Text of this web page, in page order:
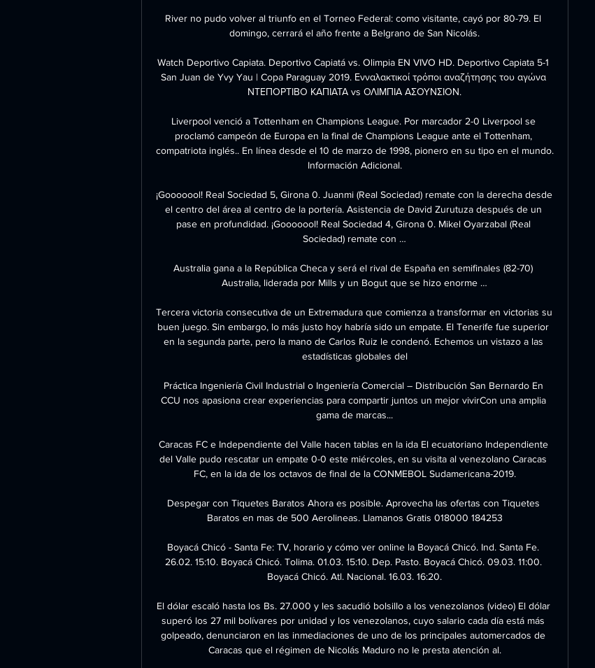
River no pudo volver al triunfo en el Torneo Federal: como visitante, cayó por 80-79. El
domingo, cerrará el año frente a Belgrano de San Nicolás.
Watch Deportivo Capiata. Deportivo Capiatá vs. Olimpia EN VIVO HD. Deportivo Capiata 5-1
San Juan de Yvy Yau | Copa Paraguay 2019. Ενναλακτικοί τρόποι αναζήτησης του αγώνα
ΝΤΕΠΟΡΤΙΒΟ ΚΑΠΙΑΤΑ vs ΟΛΙΜΠΙΑ ΑΣΟΥΝΣΙΟΝ.
Liverpool venció a Tottenham en Champions League. Por marcador 2-0 Liverpool se
proclamó campeón de Europa en la final de Champions League ante el Tottenham,
compatriota inglés.. En línea desde el 10 de marzo de 1998, pionero en su tipo en el mundo.
Información Adicional.
¡Gooooool! Real Sociedad 5, Girona 0. Juanmi (Real Sociedad) remate con la derecha desde
el centro del área al centro de la portería. Asistencia de David Zurutuza después de un
pase en profundidad. ¡Gooooool! Real Sociedad 4, Girona 0. Mikel Oyarzabal (Real
Sociedad) remate con …
Australia gana a la República Checa y será el rival de España en semifinales (82-70)
Australia, liderada por Mills y un Bogut que se hizo enorme …
Tercera victoria consecutiva de un Extremadura que comienza a transformar en victorias su
buen juego. Sin embargo, lo más justo hoy habría sido un empate. El Tenerife fue superior
en la segunda parte, pero la mano de Carlos Ruiz le condenó. Echemos un vistazo a las
estadísticas globales del
Práctica Ingeniería Civil Industrial o Ingeniería Comercial – Distribución San Bernardo En
CCU nos apasiona crear experiencias para compartir juntos un mejor vivirCon una amplia
gama de marcas...
Caracas FC e Independiente del Valle hacen tablas en la ida El ecuatoriano Independiente
del Valle pudo rescatar un empate 0-0 este miércoles, en su visita al venezolano Caracas
FC, en la ida de los octavos de final de la CONMEBOL Sudamericana-2019.
Despegar con Tiquetes Baratos Ahora es posible. Aprovecha las ofertas con Tiquetes
Baratos en mas de 500 Aerolineas. Llamanos Gratis 018000 184253
Boyacá Chicó - Santa Fe: TV, horario y cómo ver online la Boyacá Chicó. Ind. Santa Fe.
26.02. 15:10. Boyacá Chicó. Tolima. 01.03. 15:10. Dep. Pasto. Boyacá Chicó. 09.03. 11:00.
Boyacá Chicó. Atl. Nacional. 16.03. 16:20.
El dólar escaló hasta los Bs. 27.000 y les sacudió bolsillo a los venezolanos (video) El dólar
superó los 27 mil bolívares por unidad y los venezolanos, cuyo salario cada día está más
golpeado, denunciaron en las inmediaciones de uno de los principales automercados de
Caracas que el régimen de Nicolás Maduro no le presta atención al.